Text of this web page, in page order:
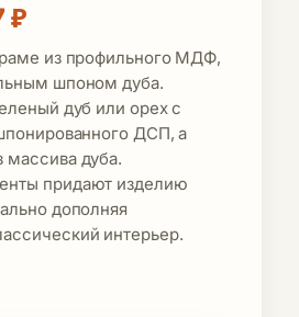
цена
₽Текущая цена: 18
из профильного МДФ,
шпоном дуба.
дуб или орех с
ДСП, а
дуба.
придают изделию
дополняя
интерьер.